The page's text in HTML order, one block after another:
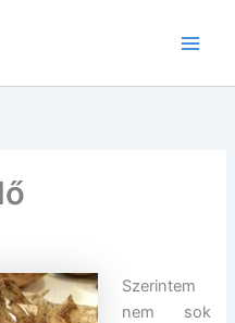
Szerintem
nem sok